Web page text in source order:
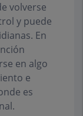
volverse
y puede
En
en algo
e
es